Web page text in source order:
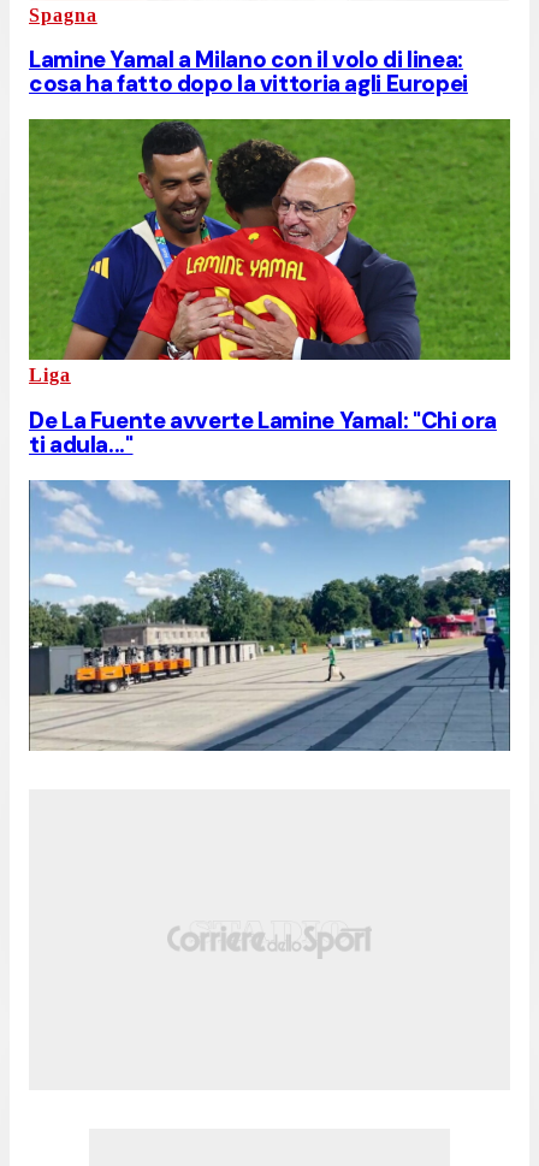
Spagna
Lamine Yamal a Milano con il volo di linea:
cosa ha fatto dopo la vittoria agli Europei
Liga
De La Fuente avverte Lamine Yamal: "Chi ora
ti adula..."